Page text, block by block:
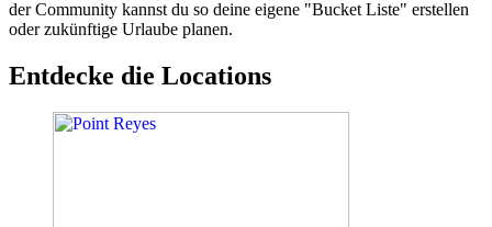
der Community kannst du so deine eigene "Bucket Liste" erstellen
oder zukünftige Urlaube planen.
Entdecke die Locations